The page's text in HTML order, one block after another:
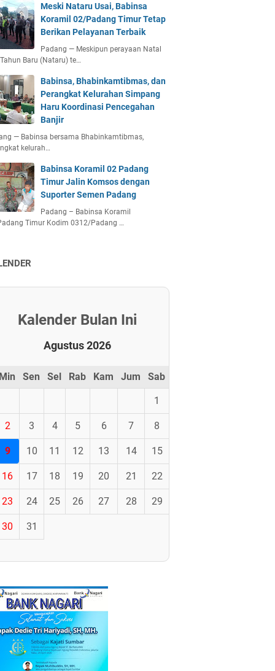
Meski Nataru Usai, Babinsa
Koramil 02/Padang Timur Tetap
Berikan Pelayanan Terbaik
Padang — Meskipun perayaan Natal
Baru (Nataru) te…
Babinsa, Bhabinkamtibmas, dan
Perangkat Kelurahan Simpang
Haru Koordinasi Pencegahan
Banjir
— Babinsa bersama Bhabinkamtibmas,
kelurah…
Babinsa Koramil 02 Padang
Timur Jalin Komsos dengan
Suporter Semen Padang
Padang – Babinsa Koramil
Timur Kodim 0312/Padang …
Kalender Bulan Ini
Agustus 2026
Sen Sel Rab Kam Jum Sab
1
2 3 4 5 6 7 8
9 10 11 12 13 14 15
16 17 18 19 20 21 22
23 24 25 26 27 28 29
30 31